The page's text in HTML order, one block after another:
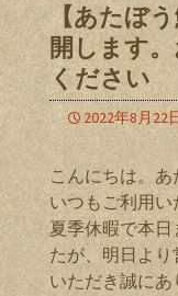
【あたぼ
開します
ください
2022年8月22
こんにちは。あ
いつもご利用い
夏季休暇で本
たが、明日よ
いただき誠にあ